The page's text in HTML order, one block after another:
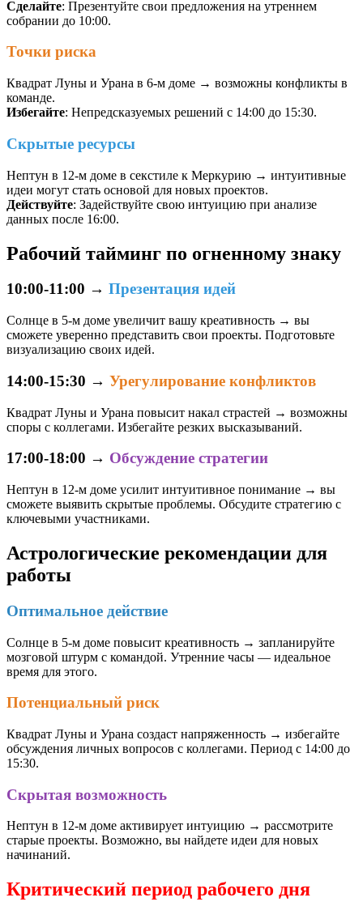
Сделайте: Презентуйте свои предложения на утреннем
собрании до 10:00.
Точки риска
Квадрат Луны и Урана в 6-м доме → возможны конфликты в
команде.
Избегайте: Непредсказуемых решений с 14:00 до 15:30.
Скрытые ресурсы
Нептун в 12-м доме в секстиле к Меркурию → интуитивные
идеи могут стать основой для новых проектов.
Действуйте: Задействуйте свою интуицию при анализе
данных после 16:00.
Рабочий тайминг по огненному знаку
10:00-11:00 → Презентация идей
Солнце в 5-м доме увеличит вашу креативность → вы
сможете уверенно представить свои проекты. Подготовьте
визуализацию своих идей.
14:00-15:30 → Урегулирование конфликтов
Квадрат Луны и Урана повысит накал страстей → возможны
споры с коллегами. Избегайте резких высказываний.
17:00-18:00 → Обсуждение стратегии
Нептун в 12-м доме усилит интуитивное понимание → вы
сможете выявить скрытые проблемы. Обсудите стратегию с
ключевыми участниками.
Астрологические рекомендации для
работы
Оптимальное действие
Солнце в 5-м доме повысит креативность → запланируйте
мозговой штурм с командой. Утренние часы — идеальное
время для этого.
Потенциальный риск
Квадрат Луны и Урана создаст напряженность → избегайте
обсуждения личных вопросов с коллегами. Период с 14:00 до
15:30.
Скрытая возможность
Нептун в 12-м доме активирует интуицию → рассмотрите
старые проекты. Возможно, вы найдете идеи для новых
начинаний.
Критический период рабочего дня